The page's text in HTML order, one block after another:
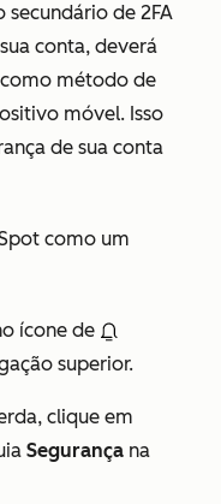
de 2FA
conta, deverá
método de
móvel. Isso
de sua conta
como um
ícone de
superior.
clique em
Segurança na